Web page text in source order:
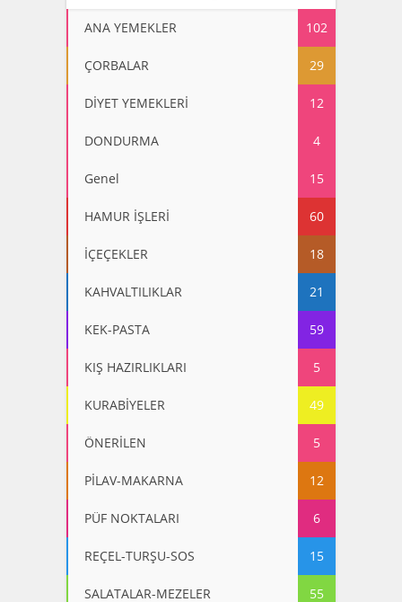
ANA YEMEKLER 102
ÇORBALAR 29
DİYET YEMEKLERİ 12
DONDURMA 4
Genel 15
HAMUR İŞLERİ 60
İÇEÇEKLER 18
KAHVALTILIKLAR 21
KEK-PASTA 59
KIŞ HAZIRLIKLARI 5
KURABİYELER 49
ÖNERİLEN 5
PİLAV-MAKARNA 12
PÜF NOKTALARI 6
REÇEL-TURŞU-SOS 15
SALATALAR-MEZELER 55